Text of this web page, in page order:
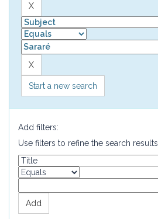
Start a new search
Add filters:
Use filters to refine the search results.